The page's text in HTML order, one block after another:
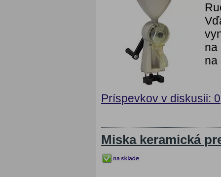
na
na
Príspevkov v diskusii: 0
Miska keramická